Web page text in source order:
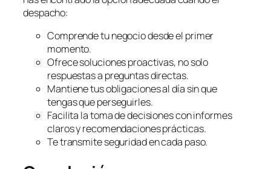
despacho:
Comprende tu negocio desde el primer
momento.
Ofrece soluciones proactivas, no solo
respuestas a preguntas directas.
Mantiene tus obligaciones al día sin que
tengas que perseguirles.
Facilita la toma de decisiones con informes
claros y recomendaciones prácticas.
Te transmite seguridad en cada paso.